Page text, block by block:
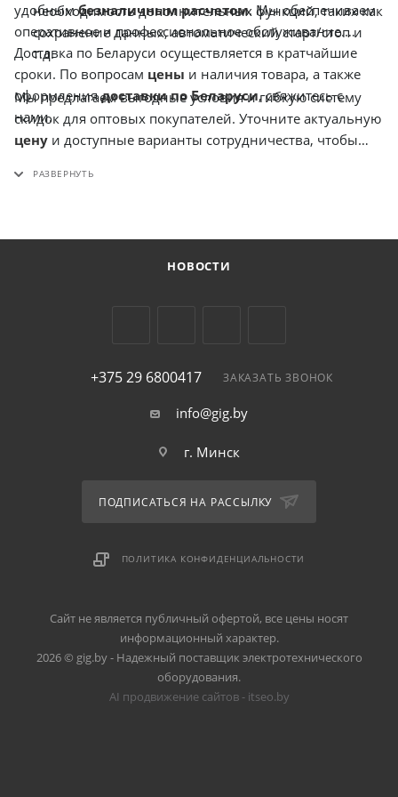
необходимость дополнительных функций, таких как
сохранение данных, автоматический старт/стоп и
т.д.
удобнымбезналичным расчетом. Мы обеспечиваем
оперативное и профессиональное обслуживание.
Доставка по Беларуси осуществляется в кратчайшие
сроки. По вопросам цены и наличия товара, а также
оформлениядоставки по Беларуси, свяжитесь с
нами.
Мы предлагаем выгодные условия и гибкую систему
скидок для оптовых покупателей. Уточните актуальную
цену и доступные варианты сотрудничества, чтобы
заказатьFCA3103
НОВОСТИ
+375 29 6800417 ЗАКАЗАТЬ ЗВОНОК
info@gig.by
г. Минск
ПОДПИСАТЬСЯ НА РАССЫЛКУ
ПОЛИТИКА КОНФИДЕНЦИАЛЬНОСТИ
Сайт не является публичный офертой, все цены носят
информационный характер.
2026 © gig.by - Надежный поставщик электротехнического
оборудования.
AI продвижение сайтов - itseo.by